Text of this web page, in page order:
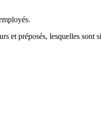
et préposés, lesquelles sont